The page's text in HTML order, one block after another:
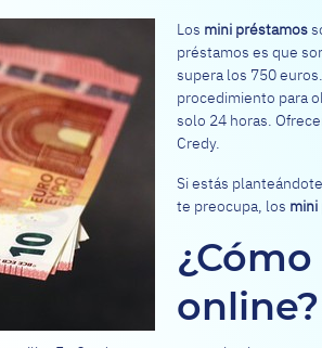
Los mini préstamos
préstamos es que
supera los 750
procedimiento para
solo 24 horas.
Credy.
Si estás
te preocupa, los mini
online?